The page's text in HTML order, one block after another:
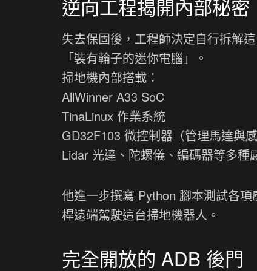
逆向工程揭開內部秘密
失去保固後，工程師決定自行拆解
「裝有輪子的迷你電腦」。
掃地機內部搭載：
AllWinner A33 SoC
TinaLinux 作業系統
GD32F103 微控制器（管理馬達與感
Lidar 光達、陀螺儀、編碼器等多種
他進一步撰寫 Python 腳本測試各
桿遠端駕駛這台掃地機器人。
完全開放的 ADB 後門